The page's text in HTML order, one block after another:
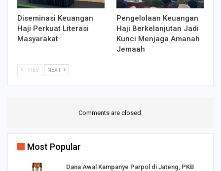
Diseminasi Keuangan
Haji Perkuat Literasi
Masyarakat
Pengelolaan Keuangan
Haji Berkelanjutan Jadi
Kunci Menjaga Amanah
Jemaah
PREV NEXT
Comments are closed.
Most Popular
Dana Awal Kampanye Parpol di Jateng, PKB